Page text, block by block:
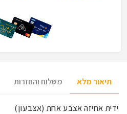
תיאור מלא משלוח והחזרות
ידית אחיזה אצבע אחת (אצבעון)